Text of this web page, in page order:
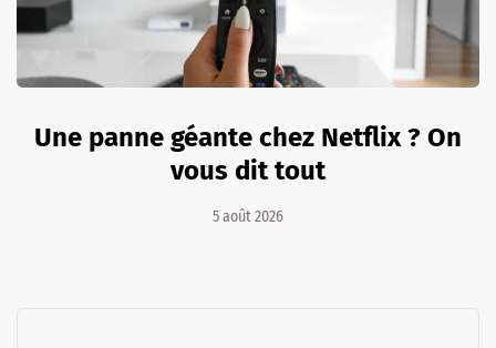
Une panne géante chez Netflix ? On
vous dit tout
5 août 2026